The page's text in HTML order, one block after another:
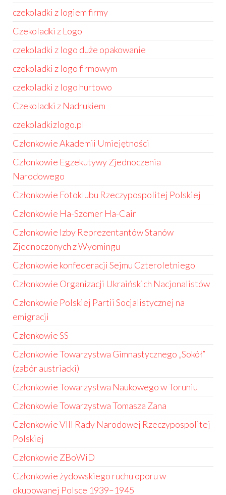
czekoladki z logiem firmy
Czekoladki z Logo
czekoladki z logo duże opakowanie
czekoladki z logo firmowym
czekoladki z logo hurtowo
Czekoladki z Nadrukiem
czekoladkizlogo.pl
Członkowie Akademii Umiejętności
Członkowie Egzekutywy Zjednoczenia
Narodowego
Członkowie Fotoklubu Rzeczypospolitej Polskiej
Członkowie Ha-Szomer Ha-Cair
Członkowie Izby Reprezentantów Stanów
Zjednoczonych z Wyomingu
Członkowie konfederacji Sejmu Czteroletniego
Członkowie Organizacji Ukraińskich Nacjonalistów
Członkowie Polskiej Partii Socjalistycznej na
emigracji
Członkowie SS
Członkowie Towarzystwa Gimnastycznego „Sokół”
(zabór austriacki)
Członkowie Towarzystwa Naukowego w Toruniu
Członkowie Towarzystwa Tomasza Zana
Członkowie VIII Rady Narodowej Rzeczypospolitej
Polskiej
Członkowie ZBoWiD
Członkowie żydowskiego ruchu oporu w
okupowanej Polsce 1939–1945